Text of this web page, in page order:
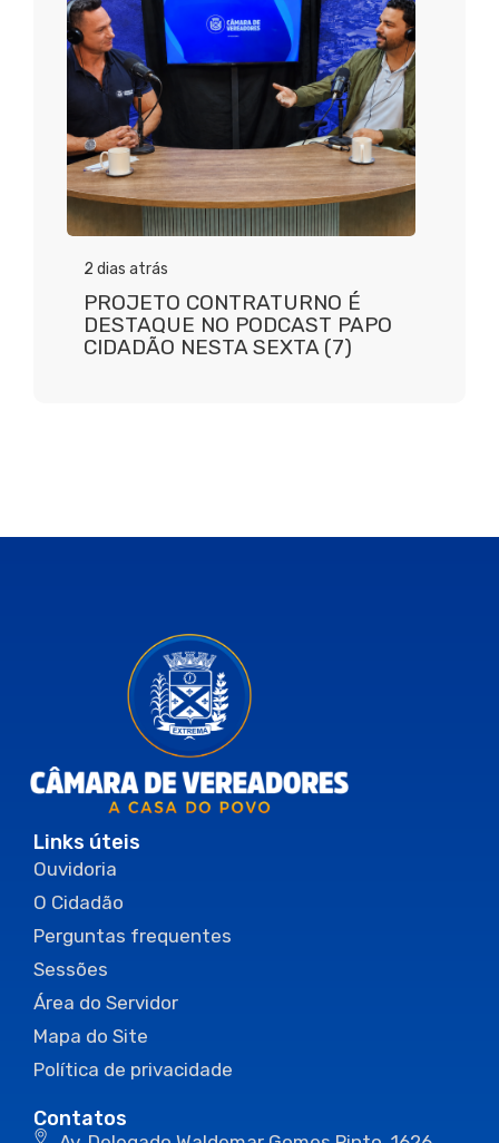
2 dias atrás
PROJETO CONTRATURNO É
DESTAQUE NO PODCAST PAPO
CIDADÃO NESTA SEXTA (7)
Links úteis
Ouvidoria
O Cidadão
Perguntas frequentes
Sessões
Área do Servidor
Mapa do Site
Política de privacidade
Contatos